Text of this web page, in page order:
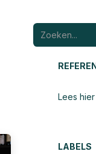
Lees
LABELS